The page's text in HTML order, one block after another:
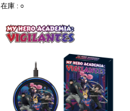
在庫 : ○